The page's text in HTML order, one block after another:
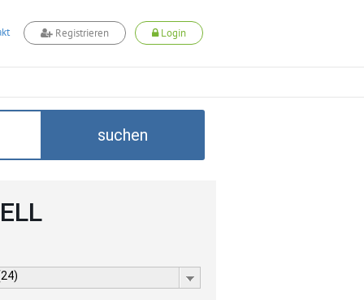
Registrieren Login
suchen